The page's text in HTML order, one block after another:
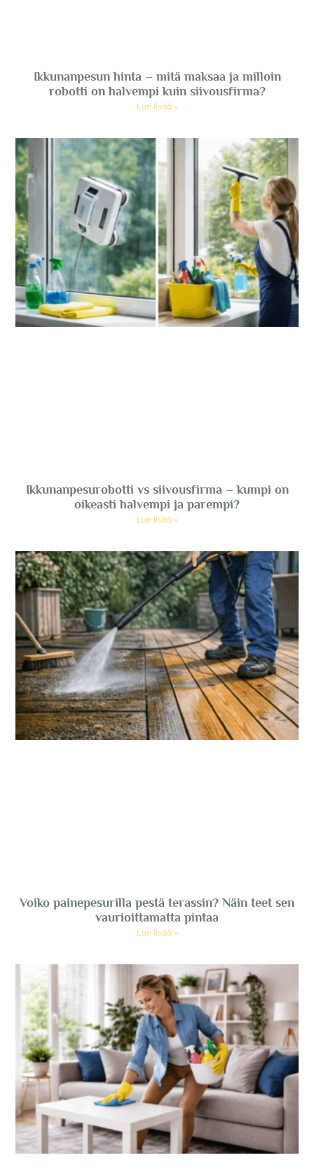
Ikkunanpesun hinta – mitä maksaa ja milloin
robotti on halvempi kuin siivousfirma?
Lue lisää »
Ikkunanpesurobotti vs siivousfirma – kumpi on
oikeasti halvempi ja parempi?
Lue lisää »
Voiko painepesurilla pestä terassin? Näin teet sen
vaurioittamatta pintaa
Lue lisää »